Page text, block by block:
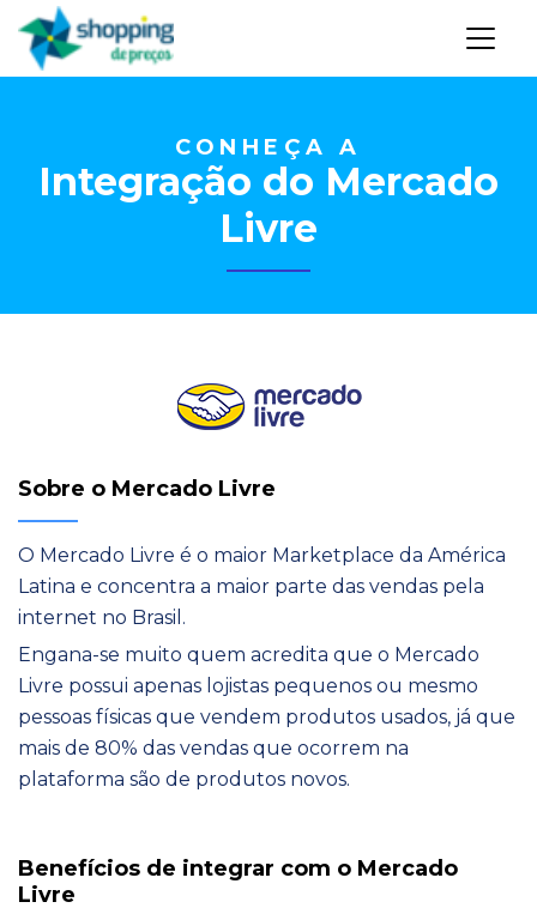
CONHEÇA A
Integração do Mercado
Livre
Sobre o Mercado Livre
O Mercado Livre é o maior Marketplace da América
Latina e concentra a maior parte das vendas pela
internet no Brasil.
Engana-se muito quem acredita que o Mercado
Livre possui apenas lojistas pequenos ou mesmo
pessoas físicas que vendem produtos usados, já que
mais de 80% das vendas que ocorrem na
plataforma são de produtos novos.
Benefícios de integrar com o Mercado
Livre